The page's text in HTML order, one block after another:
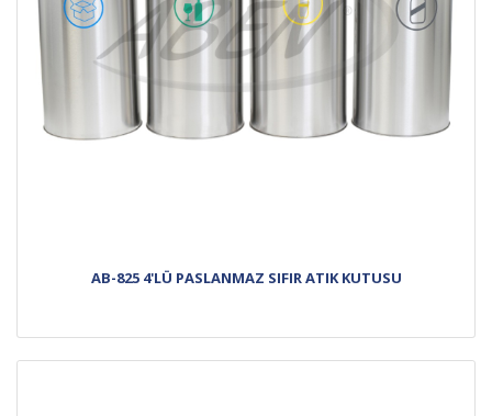
AB-825 4'LÜ PASLANMAZ SIFIR ATIK KUTUSU